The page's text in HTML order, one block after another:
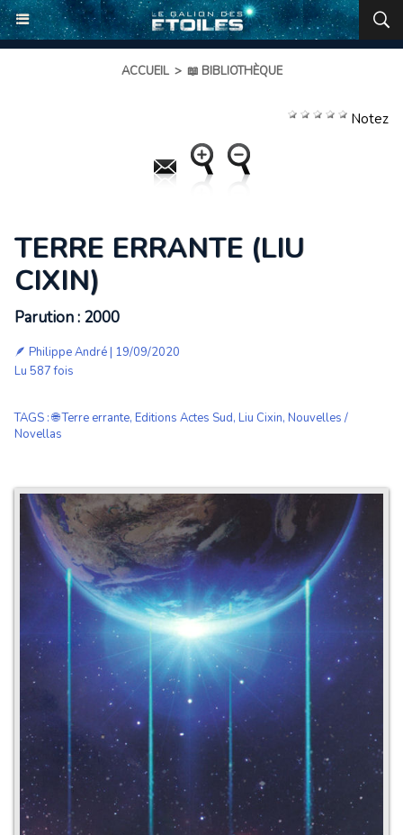
ACCUEIL > 📖 BIBLIOTHÈQUE
Notez
TERRE ERRANTE (LIU
CIXIN)
Parution : 2000
🪶 Philippe André| 19/09/2020
Lu 587 fois
TAGS :🌐 Terre errante, Editions Actes Sud, Liu Cixin, Nouvelles /
Novellas